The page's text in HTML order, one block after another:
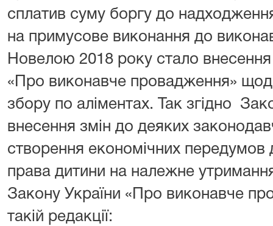
сплатив суму боргу до
на примусове виконання до
Новелою 2018 року стало
«Про виконавче провадження»
збору по аліментах. Так згідно
внесення змін до деяких
створення економічних передумов
права дитини на належне
Закону України «Про виконавче
такій редакції: